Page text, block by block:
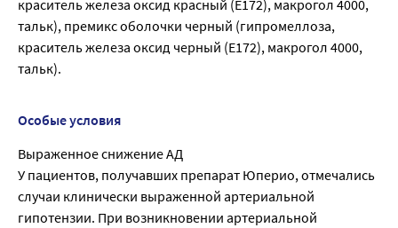
краситель железа оксид красный (E172), макрогол 4000,
тальк), премикс оболочки черный (гипромеллоза,
краситель железа оксид черный (E172), макрогол 4000,
тальк).
Особые условия
Выраженное снижение АД
У пациентов, получавших препарат Юперио, отмечались
случаи клинически выраженной артериальной
гипотензии. При возникновении артериальной